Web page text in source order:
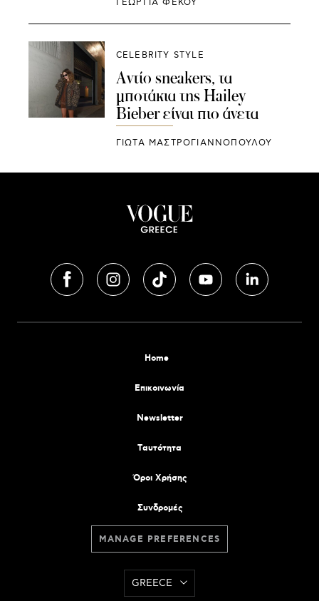
ΓΕΩΡΓΙΑ ΦΕΚΟΥ
CELEBRITY STYLE
Αντίο sneakers, τα
μποτάκια της Hailey
Bieber είναι πιο άνετα
ΓΙΩΤΑ ΜΑΣΤΡΟΓΙΑΝΝΟΠΟΥΛΟΥ
Home
Επικοινωνία
Newsletter
Tαυτότητα
Όροι Χρήσης
Συνδρομές
MANAGE PREFERENCES
GREECE